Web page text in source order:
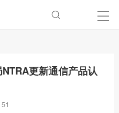
更新通信产品认